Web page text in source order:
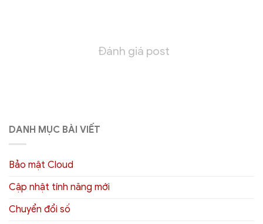
Đánh giá post
DANH MỤC BÀI VIẾT
Bảo mật Cloud
Cập nhật tính năng mới
Chuyển đổi số